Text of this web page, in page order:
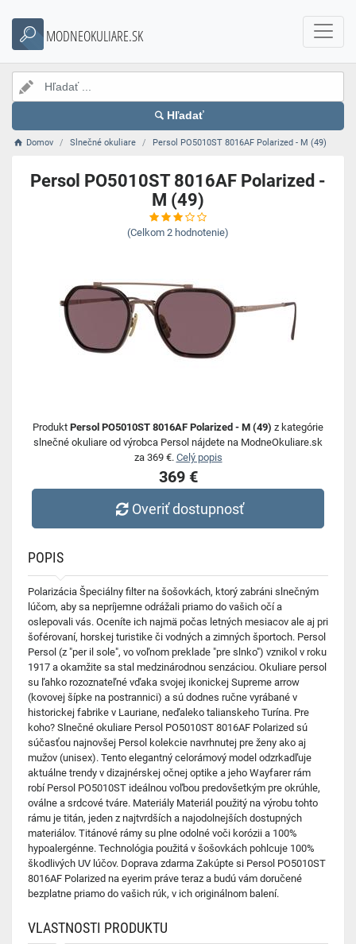
MODNEOKULIARE.SK
Hľadať
Domov Slnečné okuliare Persol PO5010ST 8016AF Polarized - M (49)
Persol PO5010ST 8016AF Polarized -
M (49)
(Celkom 2 hodnotenie)
Produkt Persol PO5010ST 8016AF Polarized - M (49) z kategórie
slnečné okuliare od výrobca Persol nájdete na ModneOkuliare.sk
za 369 €. Celý popis
369 €
Overiť dostupnosť
POPIS
Polarizácia Špeciálny filter na šošovkách, ktorý zabráni slnečným
lúčom, aby sa nepríjemne odrážali priamo do vašich očí a
oslepovali vás. Oceníte ich najmä počas letných mesiacov ale aj pri
šoférovaní, horskej turistike či vodných a zimných športoch. Persol
Persol (z "per il sole", vo voľnom preklade "pre slnko") vznikol v roku
1917 a okamžite sa stal medzinárodnou senzáciou. Okuliare persol
su ľahko rozoznateľné vďaka svojej ikonickej Supreme arrow
(kovovej šípke na postrannici) a sú dodnes ručne vyrábané v
historickej fabrike v Lauriane, neďaleko talianskeho Turína. Pre
koho? Slnečné okuliare Persol PO5010ST 8016AF Polarized sú
súčasťou najnovšej Persol kolekcie navrhnutej pre ženy ako aj
mužov (unisex). Tento elegantný celorámový model odzrkadľuje
aktuálne trendy v dizajnérskej očnej optike a jeho Wayfarer rám
robí Persol PO5010ST ideálnou voľbou predovšetkým pre okrúhle,
oválne a srdcové tváre. Materiály Materiál použitý na výrobu tohto
rámu je titán, jeden z najtvrdších a najodolnejších dostupných
materiálov. Titánové rámy su plne odolné voči korózii a 100%
hypoalergénne. Technológia použitá v šošovkách pohlcuje 100%
škodlivých UV lúčov. Doprava zdarma Zakúpte si Persol PO5010ST
8016AF Polarized na eyerim práve teraz a budú vám doručené
bezplatne priamo do vašich rúk, v ich originálnom balení.
VLASTNOSTI PRODUKTU